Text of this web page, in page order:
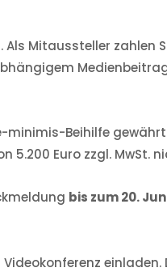
Mitaussteller zahlen
Beihilfe
Euro zzgl. MwSt.
bis zum 20.